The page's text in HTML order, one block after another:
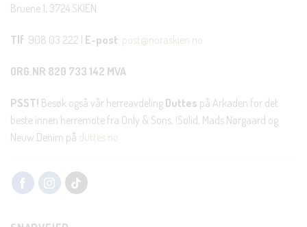
Bruene 1, 3724 SKIEN
Tlf: 908 03 222 | E-post: post@noraskien.no
ORG.NR 820 733 142 MVA
PSST! Besøk også vår herreavdeling Duttes på Arkaden for det
beste innen herremote fra Only & Sons, !Solid, Mads Nørgaard og
Neuw Denim på duttes.no